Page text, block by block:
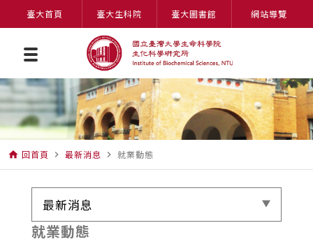
臺大首頁 臺大生科院 臺大圖書館 網站導覽
home 回首頁 navigate_next 最新消息 navigate_next 就業動態
最新消息
就業動態